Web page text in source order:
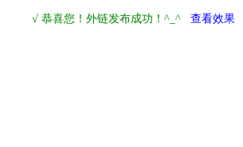
√ 恭喜您！外链发布成功！^_^ 查看效果